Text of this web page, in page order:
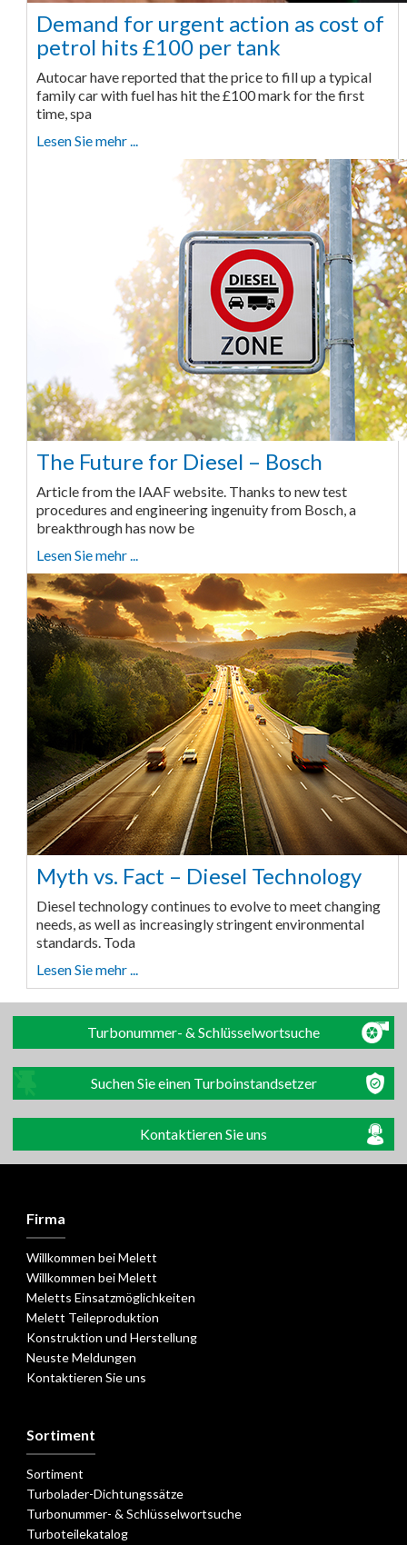
Demand for urgent action as cost of
petrol hits £100 per tank
Autocar have reported that the price to fill up a typical
family car with fuel has hit the £100 mark for the first
time, spa
Lesen Sie mehr ...
The Future for Diesel – Bosch
Article from the IAAF website. Thanks to new test
procedures and engineering ingenuity from Bosch, a
breakthrough has now be
Lesen Sie mehr ...
Myth vs. Fact – Diesel Technology
Diesel technology continues to evolve to meet changing
needs, as well as increasingly stringent environmental
standards. Toda
Lesen Sie mehr ...
Turbonummer- & Schlüsselwortsuche
Suchen Sie einen Turboinstandsetzer
Kontaktieren Sie uns
Firma
Willkommen bei Melett
Willkommen bei Melett
Meletts Einsatzmöglichkeiten
Melett Teileproduktion
Konstruktion und Herstellung
Neuste Meldungen
Kontaktieren Sie uns
Sortiment
Sortiment
Turbolader-Dichtungssätze
Turbonummer- & Schlüsselwortsuche
Turboteilekatalog